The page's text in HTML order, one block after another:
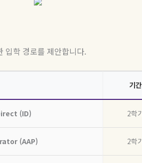
입학 경로를 제안합니다.
기간
(ID) 2학
(AAP) 2학